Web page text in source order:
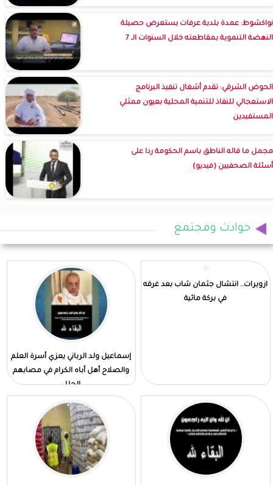
نواكشوط: عمدة بلدية عرفات يستعرض حصيلة
النهضة التنموية بمقاطعته خلال السنوات الـ 7
الحوض الشرقي: تقدم أشغال تنفيذ البرنامج
الاستعجالي للنفاذ للتنمية المحلية بعيون ممثلي
المستفيدين
مجمل ما قاله الناطق باسم الحكومة ردا على
أسئلة الصحفيين (فيديو)
حوادث ومجتمع
ازويرات.. انتشال جثمان شاب بعد غرقه
في بركة مائية
إسماعيل ولد الرباني يعزي أسرة العلم
والصلاح أهل أباه الكرام في مصابهم
الجلل